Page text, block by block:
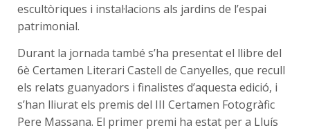
escultòriques i instal·lacions als jardins de l’espai
patrimonial.
Durant la jornada també s’ha presentat el llibre del
6è Certamen Literari Castell de Canyelles, que recull
els relats guanyadors i finalistes d’aquesta edició, i
s’han lliurat els premis del III Certamen Fotogràfic
Pere Massana. El primer premi ha estat per a Lluís